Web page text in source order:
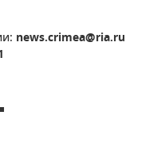
news.crimea@ria.ru